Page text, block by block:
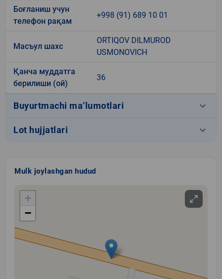
Боғланиш учун
телефон рақам
+998 (91) 689 10 01
Масъул шахс
ORTIQOV DILMUROD
USMONOVICH
Қанча муддатга
берилиши (ой)
36
Buyurtmachi ma’lumotlari keyboard_arrow_down
Lot hujjatlari keyboard_arrow_down
Mulk joylashgan hudud
+
−